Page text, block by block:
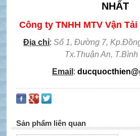
NHẤT
Công ty TNHH MTV Vận
Địa chỉ:Số 1, Đường 7,
Tx.Thuận An,
Email :
Sản phẩm liên quan